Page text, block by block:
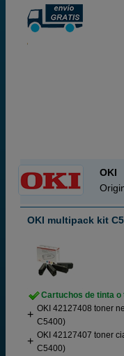
OKI
OKI multipack kit
Cartuchos de tinta
OKI 42127408 toner
C5400)
OKI 42127407 toner
C5400)